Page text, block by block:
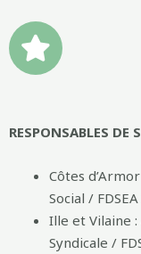
RESPONSABLES DE
Côtes
Social /
Ille et Vilaine :
Syndicale /